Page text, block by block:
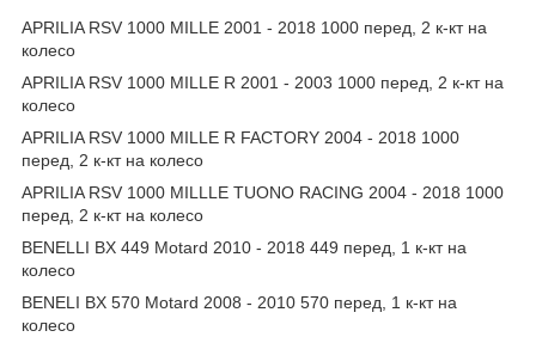
APRILIA RSV 1000 MILLE 2001 - 2018 1000 перед, 2 к-кт на
колесо
APRILIA RSV 1000 MILLE R 2001 - 2003 1000 перед, 2 к-кт на
колесо
APRILIA RSV 1000 MILLE R FACTORY 2004 - 2018 1000
перед, 2 к-кт на колесо
APRILIA RSV 1000 MILLLE TUONO RACING 2004 - 2018 1000
перед, 2 к-кт на колесо
BENELLI BX 449 Motard 2010 - 2018 449 перед, 1 к-кт на
колесо
BENELI BX 570 Motard 2008 - 2010 570 перед, 1 к-кт на
колесо